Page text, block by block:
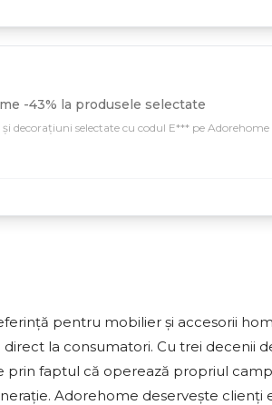
-43% la produsele selectate
decorațiuni selectate cu codul E*** pe Adorehome
pentru mobilier și accesorii
la consumatori. Cu trei decenii
prin faptul că operează propriul
Adorehome deservește